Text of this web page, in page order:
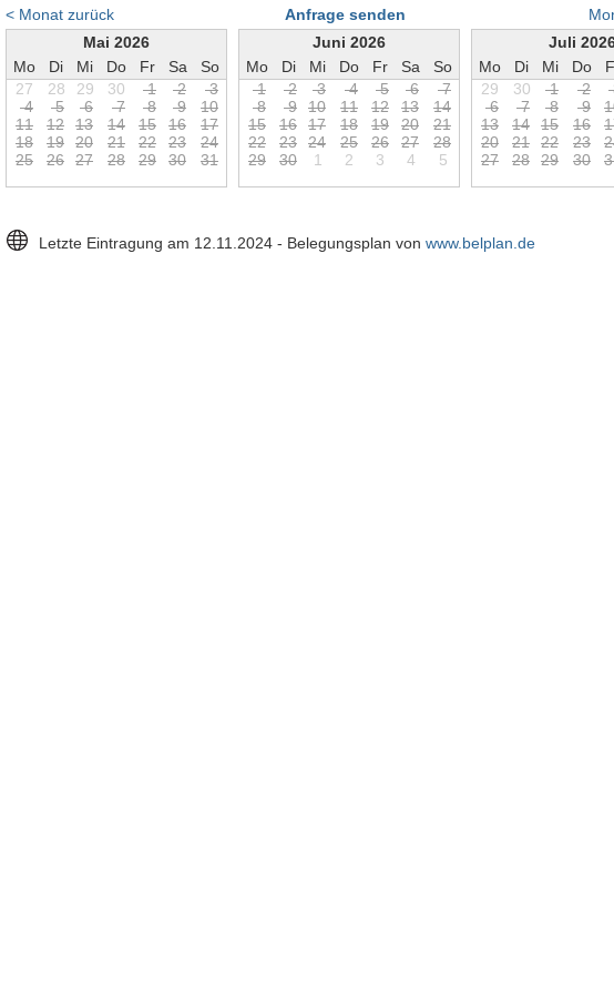
< Monat zurück Anfrage senden
Mai 2026
Mo
Di Mi Do Fr Sa
So
27
28 29 30 1 2
3
4
5 6 7 8 9 10
11 12 13 14 15 16 17
18 19 20 21 22 23 24
25 26 27 28 29 30 31
Juni 2026
Mo
Di Mi Do Fr Sa
So
1
2 3 4 5 6
7
8
9 10 11 12 13 14
15 16 17 18 19 20 21
22 23 24 25 26 27 28
29 30 1 2 3 4 5
Juli
Mo
Di Mi Do
29
30 1 2
6
7 8 9 1
13 14 15 16 1
20 21 22 23 2
27 28 29 30 3
Letzte Eintragung am 12.11.2024 - Belegungsplan von www.belplan.de